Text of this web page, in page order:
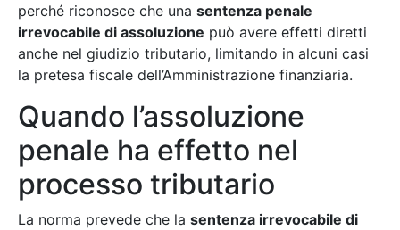
perché riconosce che una sentenza penale
irrevocabile di assoluzione può avere effetti diretti
anche nel giudizio tributario, limitando in alcuni casi
la pretesa fiscale dell’Amministrazione finanziaria.
Quando l’assoluzione
penale ha effetto nel
processo tributario
La norma prevede che la sentenza irrevocabile di